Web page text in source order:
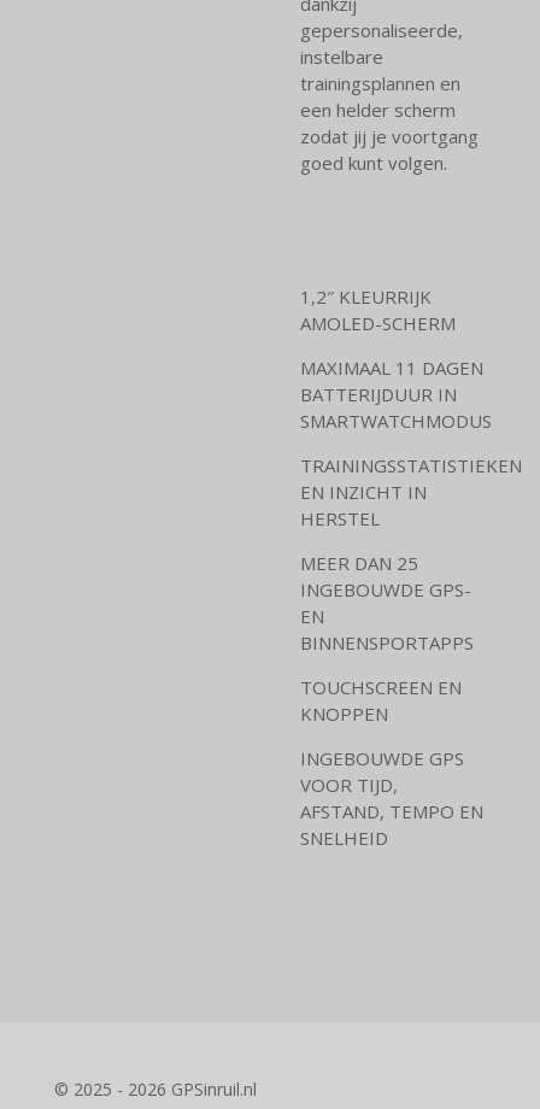
gepersonaliseerde,
instelbare
trainingsplannen en
een helder scherm
zodat jij je voortgang
goed kunt volgen.
1,2″ KLEURRIJK
AMOLED-SCHERM
MAXIMAAL 11 DAGEN
BATTERIJDUUR IN
SMARTWATCHMODUS
TRAININGSSTATISTIEKEN
EN INZICHT IN
HERSTEL
MEER DAN 25
INGEBOUWDE GPS-
EN
BINNENSPORTAPPS
TOUCHSCREEN EN
KNOPPEN
INGEBOUWDE GPS
VOOR TIJD,
AFSTAND, TEMPO EN
SNELHEID
© 2025 - 2026 GPSinruil.nl